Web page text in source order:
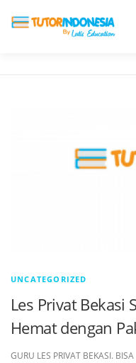
UNCATEGORIZED
Les Privat Bekasi
Hemat dengan
GURU LES PRIVAT BEKASI.